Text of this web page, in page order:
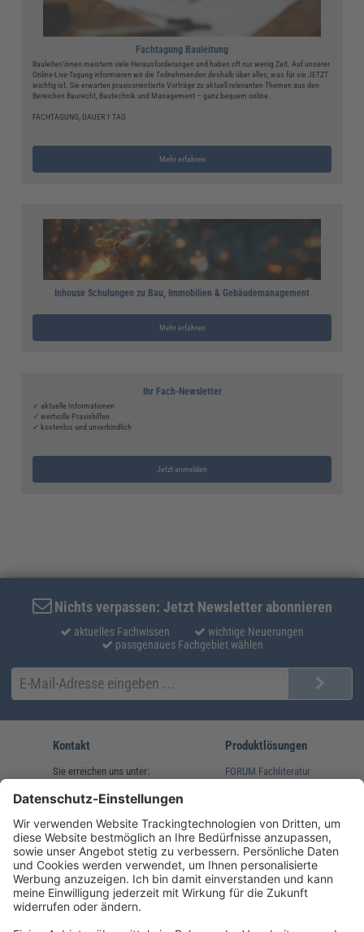
Fachtagung Bauleitung
Bauleiter/innen meistern viele Herausforderungen und haben oft nur wenig Zeit. Auf unserer
Online-Live-Tagung informieren wir die Teilnehmenden deshalb über alles, was für sie JETZT
wichtig ist. Sie erwarten praxisorientierte Vorträge zu aktuell relevanten Themen aus den
Bereichen Baurecht, Bautechnik und Management – ganz bequem online.
FACHTAGUNG, DAUER 1 TAG
Mehr erfahren
Inhouse Schulungen zu Bau, Immobilien & Gebäudemanagement
Mehr erfahren
Ihr Fach-Newsletter
✓ aktuelle Informationen
✓ wertvolle Praxishilfen
✓ kostenlos und unverbindlich
Jetzt anmelden
Nichts verpassen: Jetzt Newsletter abonnieren
aktuelles Fachwissen
wichtige Neuerungen
passgenaues Fachgebiet wählen
Kontakt
Sie erreichen uns unter:
(08233) 38 11 23
service@forum-verlag.com
Mo-Do 07:30 - 17:00 Uhr
Fr 07:30 - 15:00 Uhr
Produktlösungen
FORUM Fachliteratur
Folgen Sie uns